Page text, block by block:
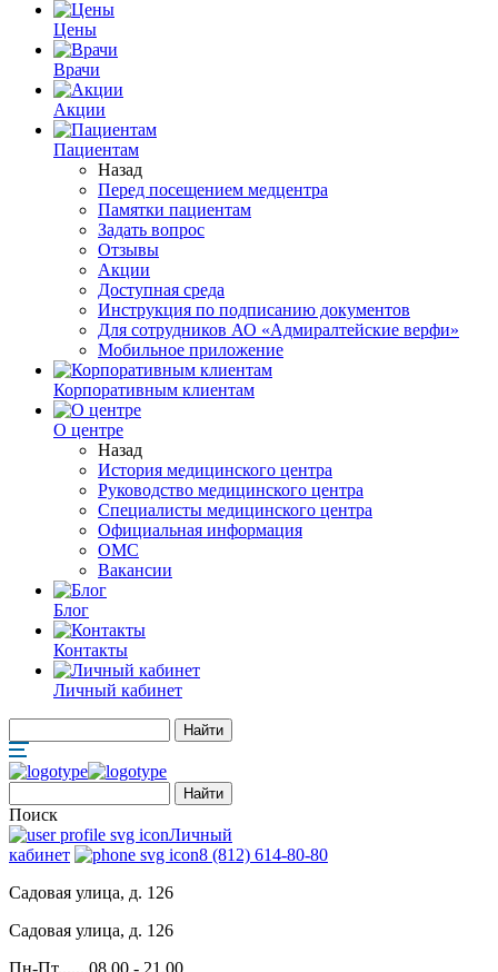
Цены
Врачи
Акции
Пациентам
Назад
Перед посещением медцентра
Памятки пациентам
Задать вопрос
Отзывы
Акции
Доступная среда
Инструкция по подписанию документов
Для сотрудников АО «Адмиралтейские верфи»
Мобильное приложение
Корпоративным клиентам
О центре
Назад
История медицинского центра
Руководство медицинского центра
Специалисты медицинского центра
Официальная информация
ОМС
Вакансии
Блог
Контакты
Личный кабинет
Поиск
Личный
кабинет
8 (812) 614-80-80
Садовая улица, д. 126
Садовая улица, д. 126
Пн-Пт.......08.00 - 21.00